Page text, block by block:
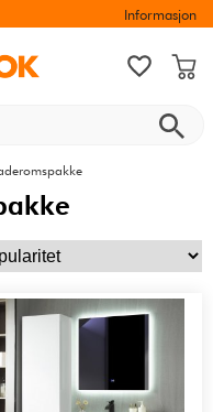
Informasjon